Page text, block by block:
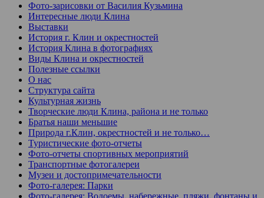
Фото-зарисовки от Василия Кузьмина
Интересные люди Клина
Выставки
История г. Клин и окрестностей
История Клина в фотографиях
Виды Клина и окрестностей
Полезные ссылки
О нас
Структура сайта
Культурная жизнь
Творческие люди Клина, района и не только
Братья наши меньшие
Природа г.Клин, окрестностей и не только…
Туристические фото-отчеты
Фото-отчеты спортивных мероприятий
Транспортные фотогалереи
Музеи и достопримечательности
Фото-галерея: Парки
Фото-галерея: Водоемы, набережные, пляжи, фонтаны и